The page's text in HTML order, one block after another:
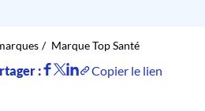
Marque Top Santé
: Copier le lien